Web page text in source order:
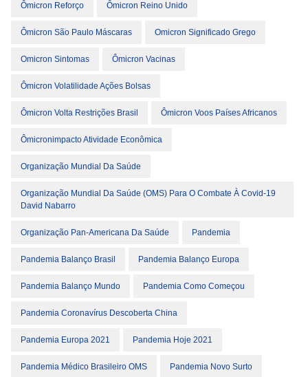
Ômicron Reforço Ômicron Reino Unido
Ômicron São Paulo Máscaras Omicron Significado Grego
Omicron Sintomas Ômicron Vacinas
Ômicron Volatilidade Ações Bolsas
Ômicron Volta Restrições Brasil Ômicron Voos Países Africanos
Ômicronimpacto Atividade Econômica
Organização Mundial Da Saúde
Organização Mundial Da Saúde (OMS) Para O Combate À Covid-19
David Nabarro
Organização Pan-Americana Da Saúde Pandemia
Pandemia Balanço Brasil Pandemia Balanço Europa
Pandemia Balanço Mundo Pandemia Como Começou
Pandemia Coronavírus Descoberta China
Pandemia Europa 2021 Pandemia Hoje 2021
Pandemia Médico Brasileiro OMS Pandemia Novo Surto